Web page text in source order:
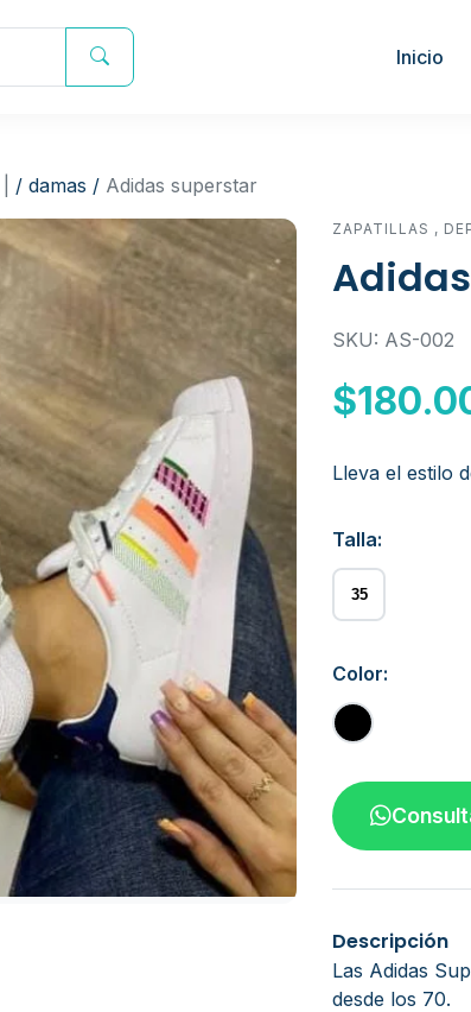
Inicio
/ damas / Adidas superstar
ZAPATILLAS ,
SKU: AS-002
Lleva el estilo
Talla:
35
Color:
Descripción
Las Adidas
desde los 70.